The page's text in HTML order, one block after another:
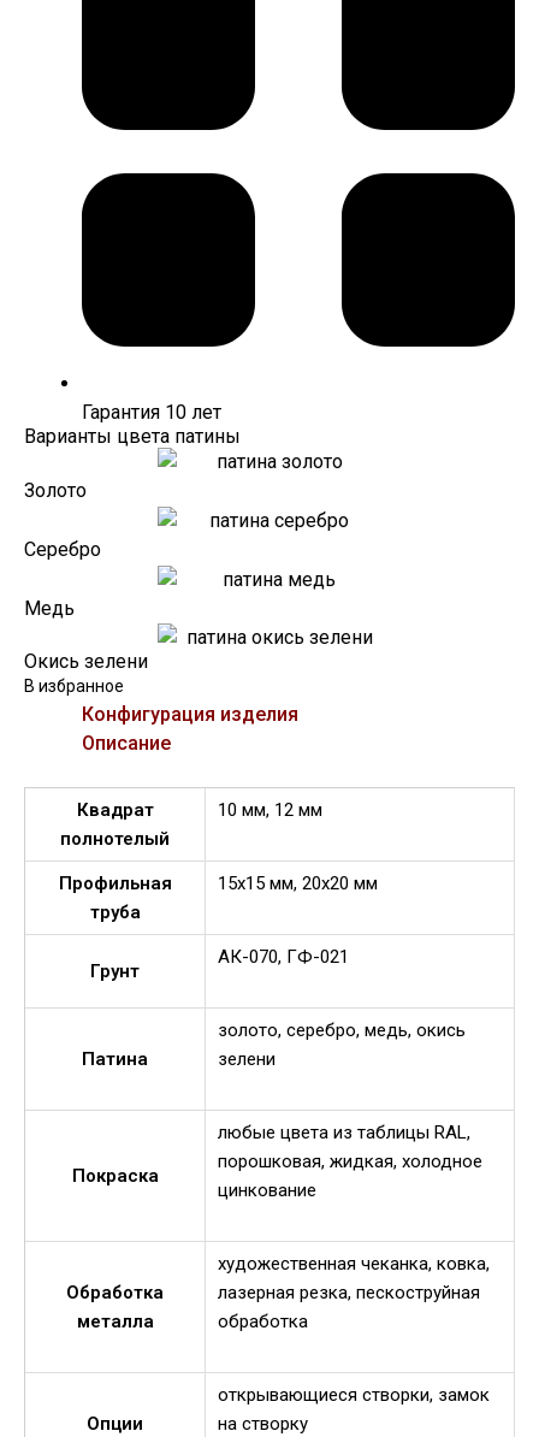
Гарантия 10 лет
Варианты цвета патины
Золото
Серебро
Медь
Окись зелени
В избранное
Конфигурация изделия
Описание
Квадрат
полнотелый
10 мм, 12 мм
Профильная
труба
15х15 мм, 20х20 мм
Грунт
АК-070, ГФ-021
Патина
золото, серебро, медь, окись
зелени
Покраска
любые цвета из таблицы RAL,
порошковая, жидкая, холодное
цинкование
Обработка
металла
художественная чеканка, ковка,
лазерная резка, пескоструйная
обработка
Опции
открывающиеся створки, замок
на створку